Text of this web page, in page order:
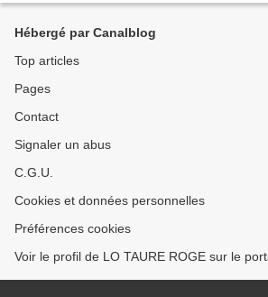
Hébergé par Canalblog
Top articles
Pages
Contact
Signaler un abus
C.G.U.
Cookies et données personnelles
Préférences cookies
Voir le profil de LO TAURE ROGE sur le